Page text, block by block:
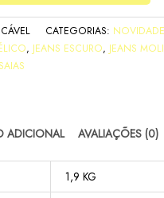
CATEGORIAS:
, JEANS ESCURO, JEANS
SAIAS
ADICIONAL AVALIAÇÕES (0)
1,9 KG